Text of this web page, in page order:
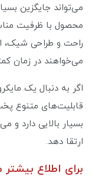
می‌تواند جایگزین
محصول با ظرفیت
راحت و طراحی شیک،
می‌خواهند در زمان
اگر به دنبال یک
قابلیت‌های متنوع
بسیار بالایی دارد
ارتقا دهد.
برای اطلاع